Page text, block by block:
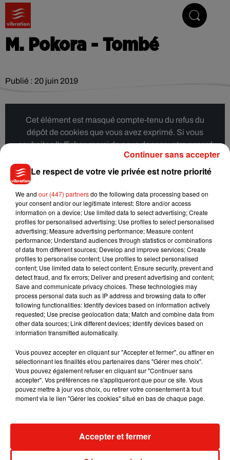
M. Pokora - Tombé
Publié : 20 juin 2019
Cet élément est masqué compte-tenu du refus du
dépôt de cookies que vous avez exprimé. Si vous
souhaitez l'afficher, merci de nous donner votre accord
en cliquant sur le bouton ci-dessous.
Musique
5 août 2026
Benny Blanco invite Selena Gomez et
Becky G sur son nouveau single
4 août 2026
Tiny Desk
live session
Le respect de votre vie privée est notre priorité
We and our (447) partnersdo the following data processing based on
your consent and/or our legitimate interest: Store and/or access
information on a device; Use limited data to select advertising; Create
profiles for personalised advertising; Use profiles to select personalised
advertising; Measure advertising performance; Measure content
performance; Understand audiences through statistics or combinations
of data from different sources; Develop and improve services; Create
profiles to personalise content; Use profiles to select personalised
content; Use limited data to select content; Ensure security, prevent and
detect fraud, and fix errors; Deliver and present advertising and content;
Save and communicate privacy choices. These technologies may
process personal data such as IP address and browsing data to offer
following functionalities: Identify devices based on information actively
requested; Use precise geolocation data; Match and combine data from
other data sources; Link different devices; Identify devices based on
information transmitted automatically.
Vous pouvez accepter en cliquant sur "Accepter et fermer", ou affiner en
sélectionnant les finalités et/ou partenaires dans "Gérer mes choix".
Vous pouvez également refuser en cliquant sur "Continuer sans
accepter". Vos préférences ne s'appliqueront que pour ce site. Vous
pouvez mettre à jour vos choix, ou retirer votre consentement à tout
moment via le lien "Gérer les cookies" situé en bas de chaque page.
Accepter et fermer
Continuer sans accepter